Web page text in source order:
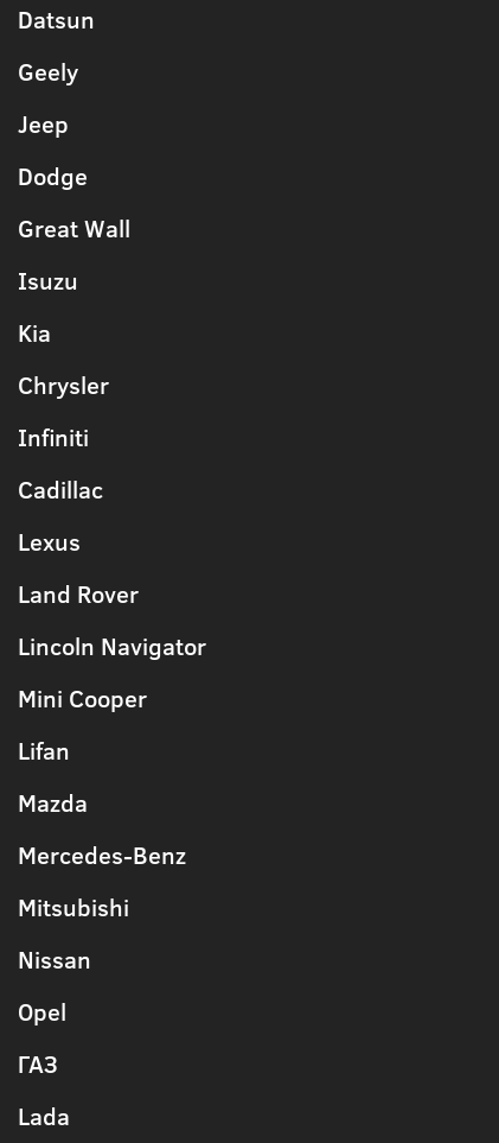
Datsun
Geely
Jeep
Dodge
Great Wall
Isuzu
Kia
Chrysler
Infiniti
Cadillac
Lexus
Land Rover
Lincoln Navigator
Mini Cooper
Lifan
Mazda
Mercedes-Benz
Mitsubishi
Nissan
Opel
ГАЗ
Lada